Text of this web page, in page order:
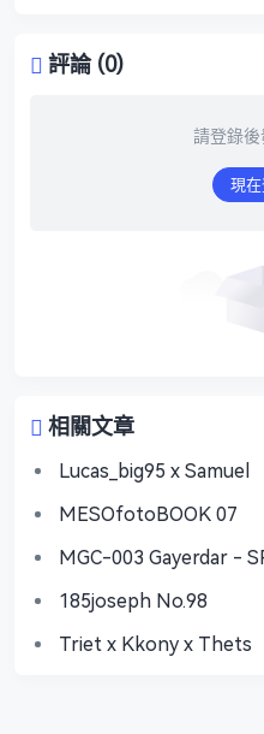
評論 (0)
請登錄後
現在
相關文章
Lucas_big95 x Samuel
MESOfotoBOOK 07
MGC-003 Gayerdar -
185joseph No.98
Triet x Kkony x Thets